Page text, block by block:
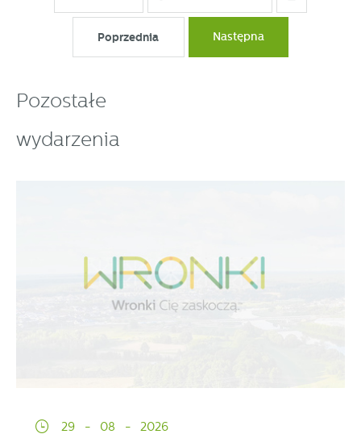
Poprzednia Następna
Pozostałe
wydarzenia
29 - 08 - 2026